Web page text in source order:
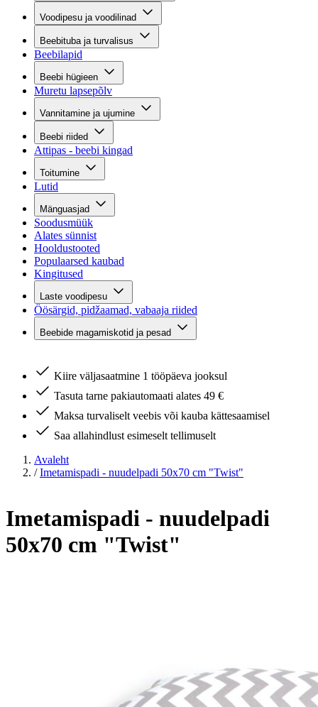
Voodipesu ja voodilinad
Beebituba ja turvalisus
Beebilapid
Beebi hügieen
Muretu lapsepõlv
Vannitamine ja ujumine
Beebi riided
Attipas - beebi kingad
Toitumine
Lutid
Mänguasjad
Soodusmüük
Alates sünnist
Hooldustooted
Populaarsed kaubad
Kingitused
Laste voodipesu
Öösärgid, pidžaamad, vabaaja riided
Beebide magamiskotid ja pesad
Kiire väljasaatmine 1 tööpäeva jooksul
Tasuta tarne pakiautomaati alates 49 €
Maksa turvaliselt veebis või kauba kättesaamisel
Saa allahindlust esimeselt tellimuselt
Avaleht
/ Imetamispadi - nuudelpadi 50x70 cm "Twist"
Imetamispadi - nuudelpadi
50x70 cm "Twist"